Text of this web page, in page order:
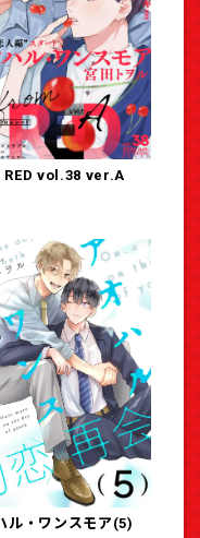
vol.38 ver.A
ル・ワンスモア(5)